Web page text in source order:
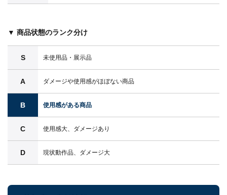
▼ 商品状態のランク分け
S 未使用品・展示品
A ダメージや使用感がほぼない商品
B 使用感がある商品
C 使用感大、ダメージあり
D 現状動作品、ダメージ大